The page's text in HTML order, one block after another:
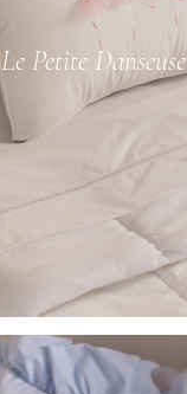
Le Petite Danseuse